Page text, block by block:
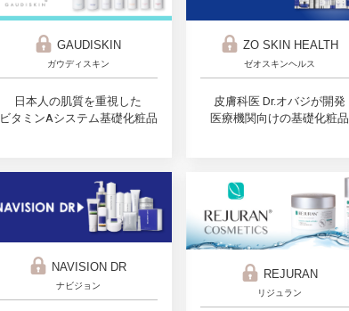
GAUDISKIN
ガウディスキン
日本人の肌質を重視した
ビタミンAシステム基礎化粧品
ZO SKIN HEALTH
ゼオスキンヘルス
皮膚科医 Dr.オバジが開発
医療機関向けの基礎化粧品
NAVISION DR
ナビジョン
REJURAN
リジュラン